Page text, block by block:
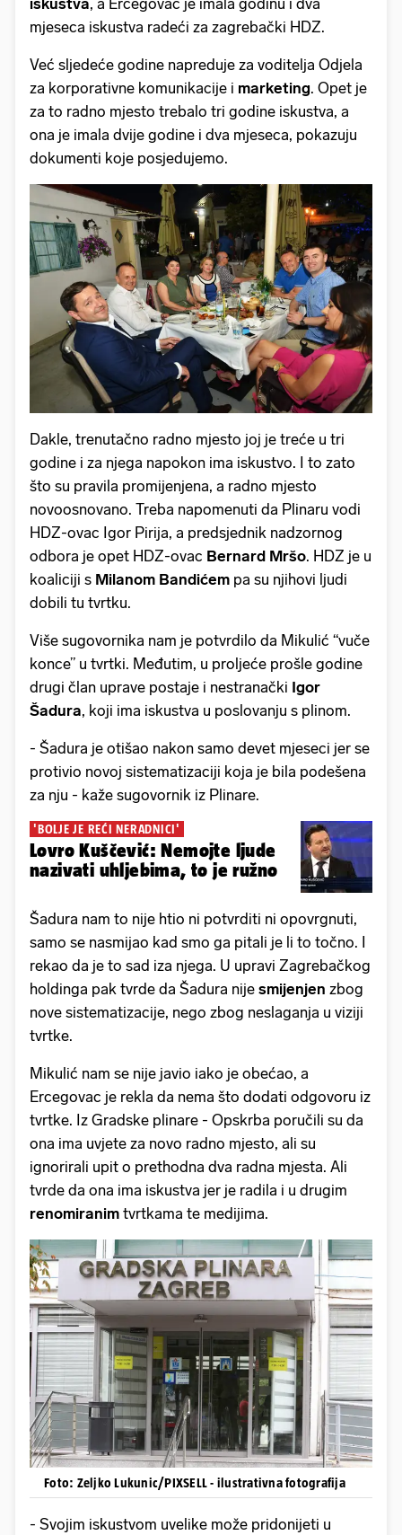
mjeseca iskustva radeći za zagrebački HDZ.
Već sljedeće godine napreduje za voditelja Odjela
za korporativne komunikacije i marketing. Opet je
za to radno mjesto trebalo tri godine iskustva, a
ona je imala dvije godine i dva mjeseca, pokazuju
dokumenti koje posjedujemo.
Dakle, trenutačno radno mjesto joj je treće u tri
godine i za njega napokon ima iskustvo. I to zato
što su pravila promijenjena, a radno mjesto
novoosnovano. Treba napomenuti da Plinaru vodi
HDZ-ovac Igor Pirija, a predsjednik nadzornog
odbora je opet HDZ-ovac Bernard Mršo. HDZ je u
koaliciji s Milanom Bandićem pa su njihovi ljudi
dobili tu tvrtku.
Više sugovornika nam je potvrdilo da Mikulić “vuče
konce” u tvrtki. Međutim, u proljeće prošle godine
drugi član uprave postaje i nestranački Igor
Šadura, koji ima iskustva u poslovanju s plinom.
- Šadura je otišao nakon samo devet mjeseci jer se
protivio novoj sistematizaciji koja je bila podešena
za nju - kaže sugovornik iz Plinare.
'BOLJE JE REĆI NERADNICI'
Lovro Kuščević: Nemojte ljude
nazivati uhljebima, to je ružno
Šadura nam to nije htio ni potvrditi ni opovrgnuti,
samo se nasmijao kad smo ga pitali je li to točno. I
rekao da je to sad iza njega. U upravi Zagrebačkog
holdinga pak tvrde da Šadura nije smijenjen zbog
nove sistematizacije, nego zbog neslaganja u viziji
tvrtke.
Mikulić nam se nije javio iako je obećao, a
Ercegovac je rekla da nema što dodati odgovoru iz
tvrtke. Iz Gradske plinare - Opskrba poručili su da
ona ima uvjete za novo radno mjesto, ali su
ignorirali upit o prethodna dva radna mjesta. Ali
tvrde da ona ima iskustva jer je radila i u drugim
renomiranim tvrtkama te medijima.
Foto: Zeljko Lukunic/PIXSELL - ilustrativna fotografija
- Svojim iskustvom uvelike može pridonijeti u